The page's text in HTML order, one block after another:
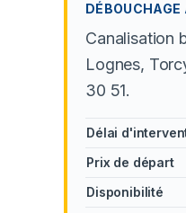
DÉBOUCHAGE
Canalisation
Lognes,
30 51.
Délai
Prix de départ
Disponibilité